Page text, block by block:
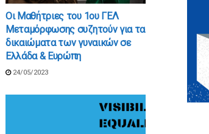
Οι Μαθήτριες του 1ου ΓΕΛ
Μεταμόρφωσης συζητούν για τα
δικαιώματα των γυναικών σε
Ελλάδα & Ευρώπη
24/05/2023